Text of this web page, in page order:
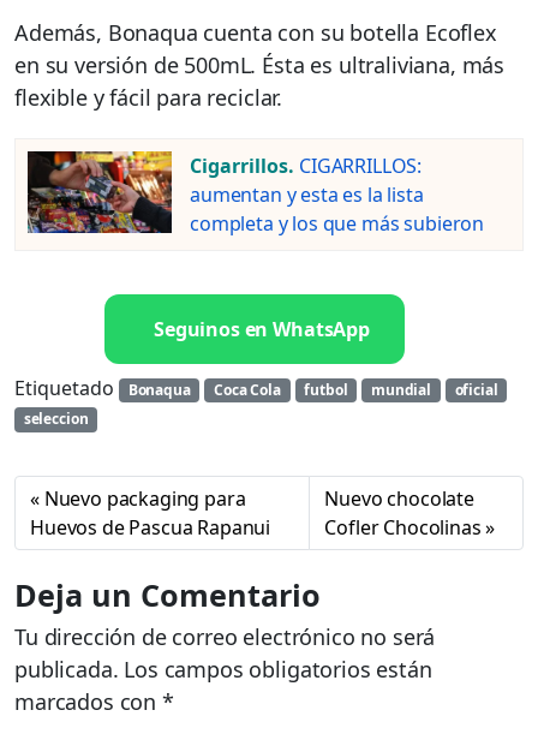
Además, Bonaqua cuenta con su botella Ecoflex
en su versión de 500mL. Ésta es ultraliviana, más
flexible y fácil para reciclar.
Cigarrillos. CIGARRILLOS:
aumentan y esta es la lista
completa y los que más subieron
Seguinos en WhatsApp
Etiquetado Bonaqua Coca Cola futbol mundial
oficial
seleccion
Nuevo packaging para
Huevos de Pascua Rapanui
Nuevo chocolate
Cofler Chocolinas
Deja un Comentario
Tu dirección de correo electrónico no será
publicada. Los campos obligatorios están
marcados con *